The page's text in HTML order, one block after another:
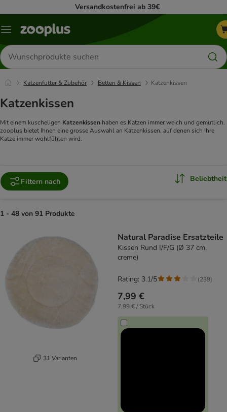
Versandkostenfrei ab 39€
Menü
Produkte
suchen
Katzenfutter & Zubehör Betten & Kissen Katzenkissen
Katzenkissen
Mit einem kuscheligen Katzenkissen haben es Katzen immer weich und gemütlich.
zooplus bietet Ihnen eine grosse Auswahl an Katzenkissen, auf denen sich Ihre
Katze immer wohlfühlen wird.
Filtern nach Beliebtheit
1 - 48 von 91 Produkte
31 Varianten
Natural Paradise Ersatzteile
Kissen Rund I/F/G (Ø 37 cm,
creme)
7,99 €
7,99 € / Stück
Rating: 3.1/5 (239)